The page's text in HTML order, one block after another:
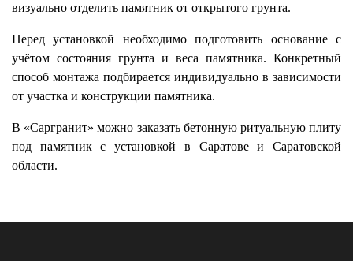
визуально отделить памятник от открытого грунта.
Перед установкой необходимо подготовить основание с
учётом состояния грунта и веса памятника. Конкретный
способ монтажа подбирается индивидуально в зависимости
от участка и конструкции памятника.
В «Саргранит» можно заказать бетонную ритуальную плиту
под памятник с установкой в Саратове и Саратовской
области.